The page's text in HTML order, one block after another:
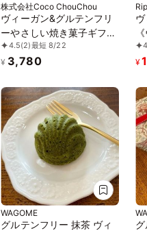
株式会社Coco ChouChou
ヴィーガン&グルテンフリ
ーやさしい焼き菓子ギフト
セット（中） ※卵、乳製
品、小麦粉、白砂糖不使用
《グルテンフリー》
4.5(2)最短 8/22
¥ 3,780 ¥
WAGOME
グルテンフリー 抹茶 ヴィ